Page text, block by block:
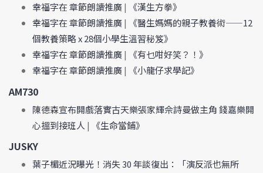
幸福字在 章節朗讀推廣|
《漢生方拳》
幸福字在 章節朗讀推廣|
《醫生媽媽的親子教養術——12
個教養策略 x 28個小學生溫習秘笈》
幸福字在 章節朗讀推廣|
《有乜咁好笑？！》
幸福字在 章節朗讀推廣| 《小龍仔求學記》
AM730
陳德森宣布開戲落實古天樂張家輝佘詩曼做主角 錢嘉樂開
心搵到接班人 | 《生命當鋪》
JUSKY
葉子楣近況曝光！消失 30 年談復出：「演反派也無所